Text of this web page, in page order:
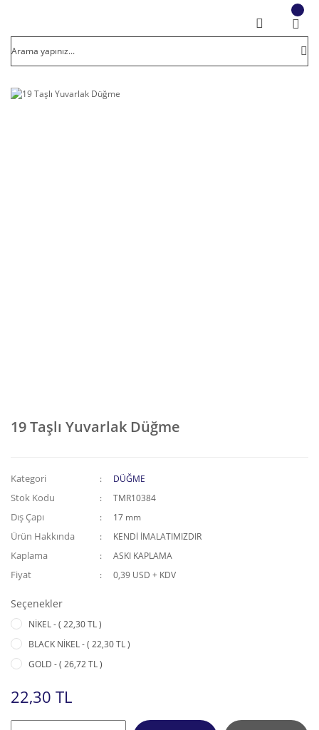
19 Taşlı Yuvarlak Düğme
Kategori DÜĞME
Stok Kodu TMR10384
Dış Çapı 17 mm
Ürün Hakkında KENDİ İMALATIMIZDIR
Kaplama ASKI KAPLAMA
Fiyat 0,39 USD + KDV
Seçenekler
NİKEL - ( 22,30 TL )
BLACK NİKEL - ( 22,30 TL )
GOLD - ( 26,72 TL )
22,30 TL